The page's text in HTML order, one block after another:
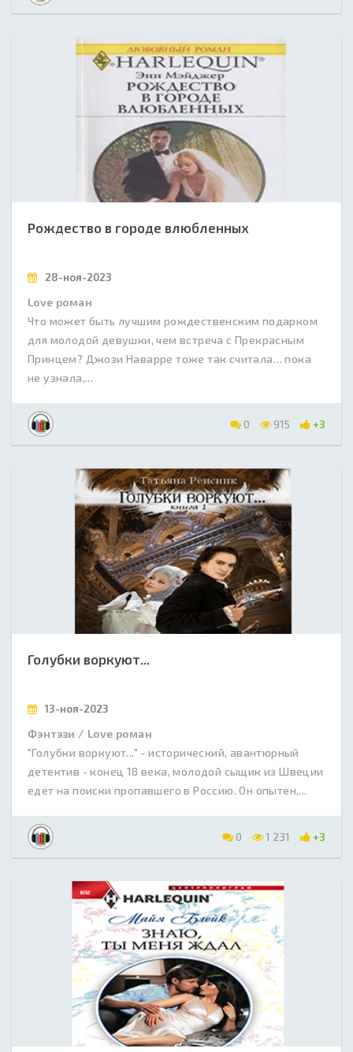
Рождество в городе влюбленных
28-ноя-2023
Love роман
Что может быть лучшим рождественским подарком
для молодой девушки, чем встреча с Прекрасным
Принцем? Джози Наварре тоже так считала… пока
не узнала,...
0 915 +3
Голубки воркуют...
13-ноя-2023
Фэнтэзи / Love роман
"Голубки воркуют..." - исторический, авантюрный
детектив - конец 18 века, молодой сыщик из Швеции
едет на поиски пропавшего в Россию. Он опытен,...
0 1 231 +3